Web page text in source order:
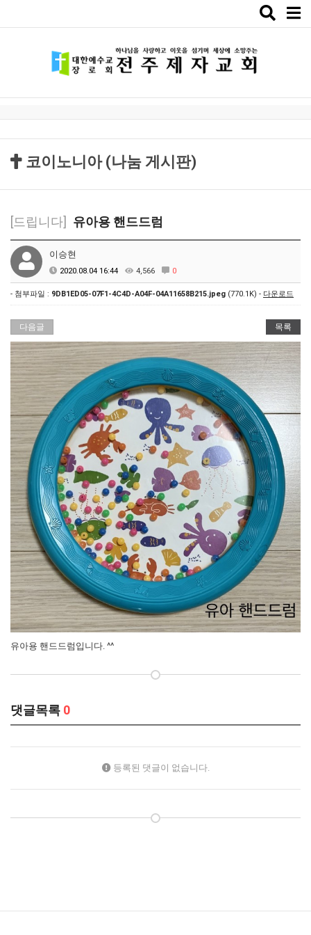
Toggle
코이노니아 (나눔 게시판)
[드립니다] 유아용 핸드드럼
이승현
2020.08.04 16:44 4,566 0
- 첨부파일 : 9DB1ED05-07F1-4C4D-A04F-04A11658B215.jpeg (770.1K) - 다운로드
다음글 목록
유아용 핸드드럼입니다. ^^
댓글목록 0
등록된 댓글이 없습니다.